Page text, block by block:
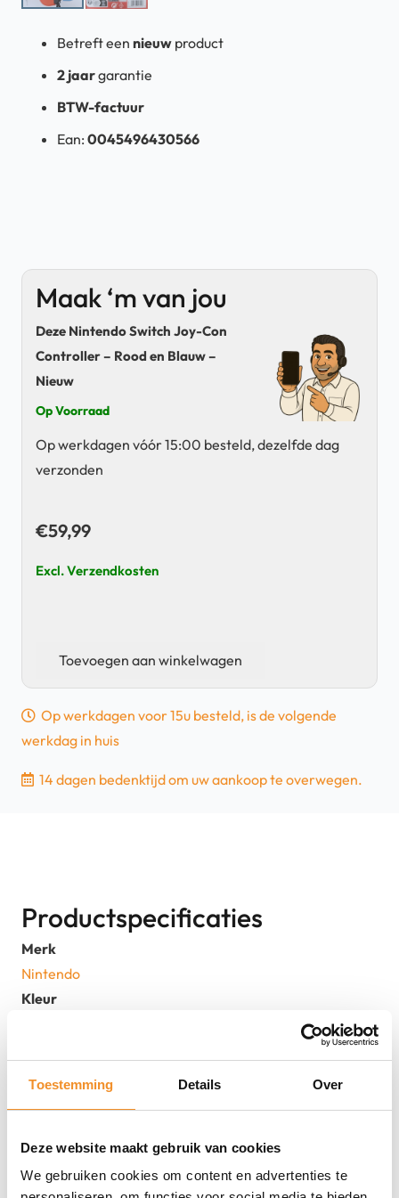
Toestemming Details Over
Deze website maakt gebruik van cookies
We gebruiken cookies om content en advertenties te
Betreft een nieuw product
2 jaargarantie
BTW-factuur
Ean: 0045496430566
Maak ‘m van jou
Deze Nintendo Switch Joy-Con
Controller – Rood en Blauw –
Nieuw
Op Voorraad
Op werkdagen vóór 15:00 besteld, dezelfde dag
verzonden
€59,99
Excl. Verzendkosten
Switch
Joy-
Con
Controller
aantal
Toevoegen aan winkelwagen
Op werkdagen voor 15u besteld, is de volgende
werkdag in huis
14 dagen bedenktijd om uw aankoop te overwegen.
Productspecificaties
Merk
Nintendo
Kleur